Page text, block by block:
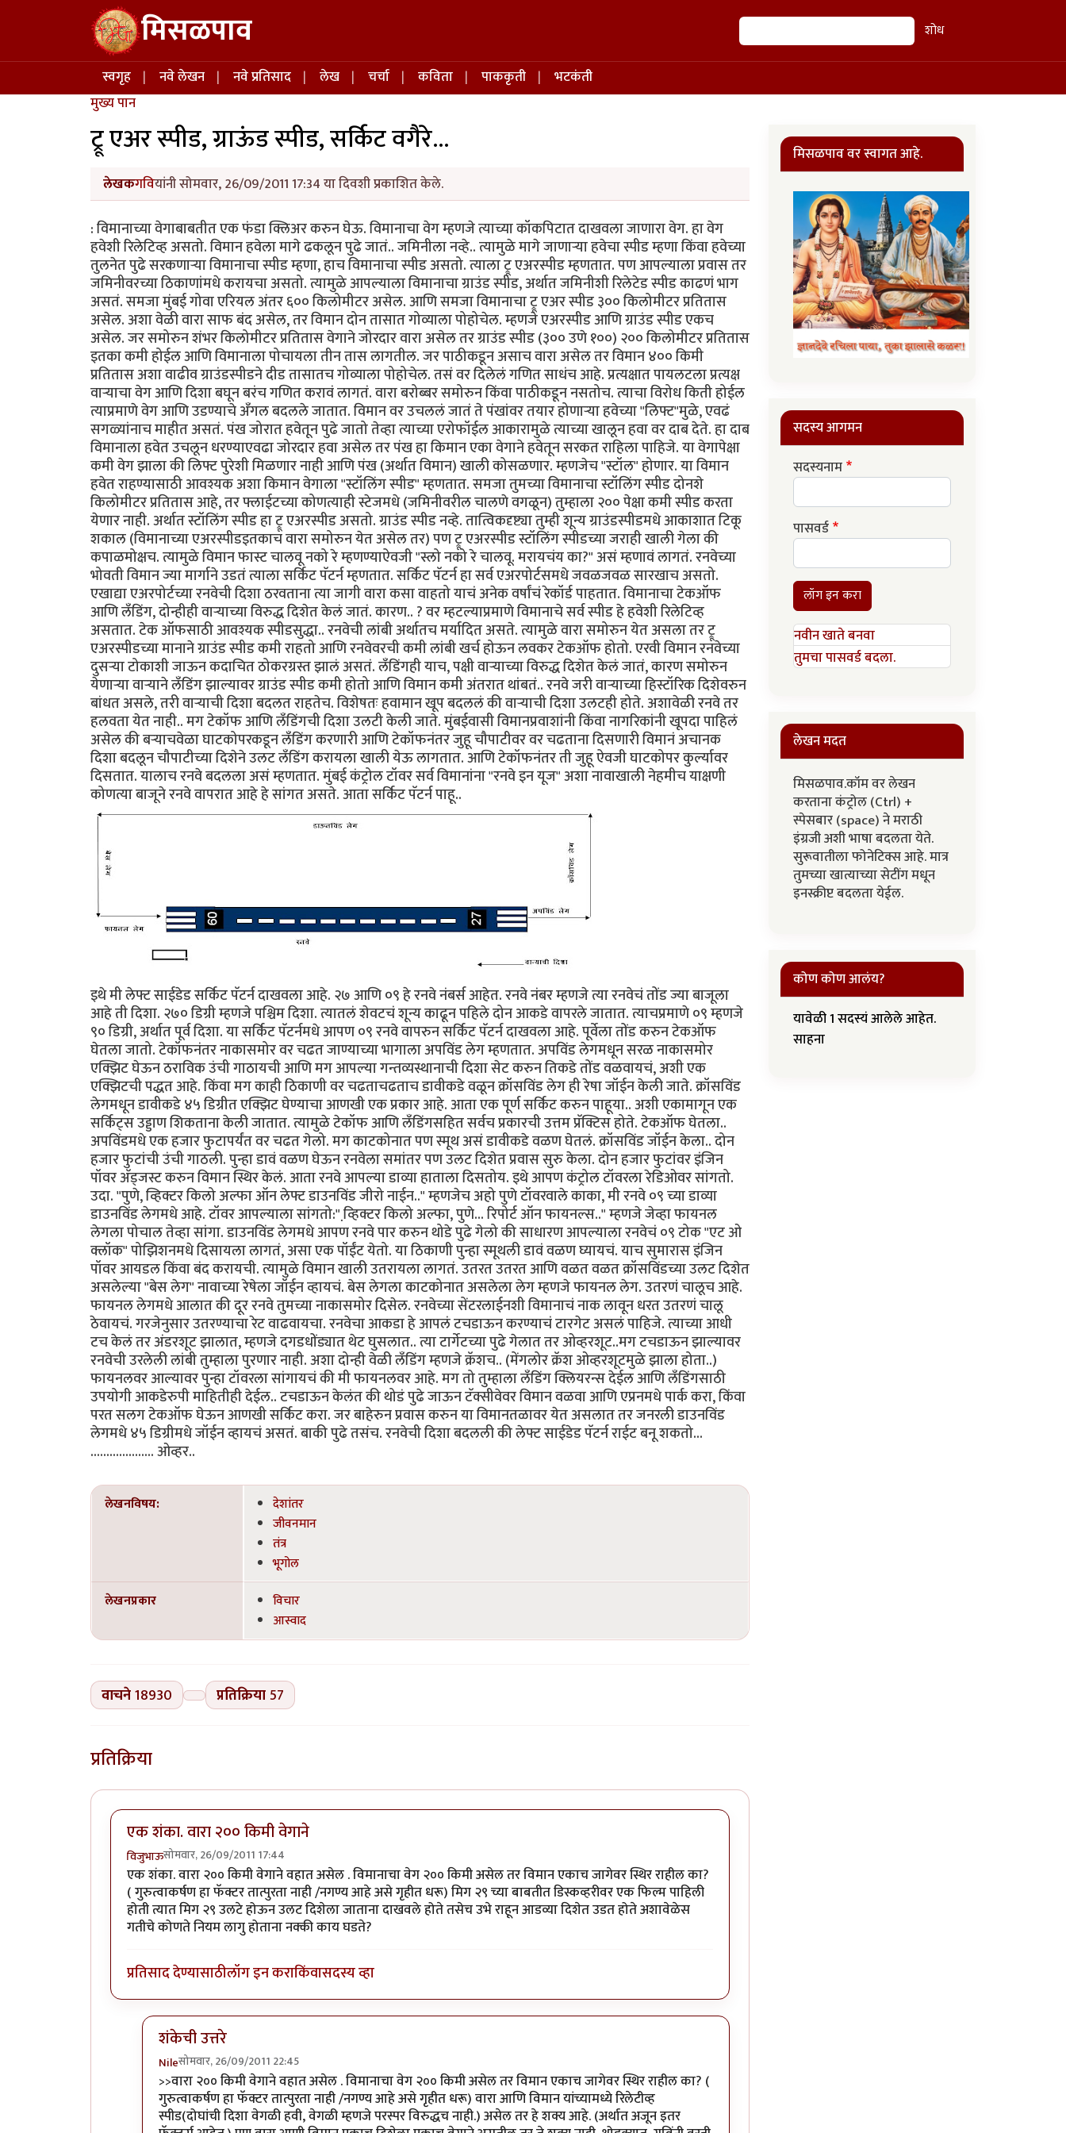
Skip to main content मिसळपाव शोध शोध
Main navigation
स्वगृह नवे लेखन नवे प्रतिसाद लेख चर्चा कविता पाककृती
भटकंती
मुख्य पान
ट्रू एअर स्पीड, ग्राऊंड स्पीड, सर्किट वगैरे...
लेखकगवियांनी सोमवार, 26/09/2011 17:34 या दिवशी प्रकाशित केले.
: विमानाच्या वेगाबाबतीत एक फंडा क्लिअर करुन घेऊ. विमानाचा वेग म्हणजे त्याच्या कॉकपिटात दाखवला जाणारा वेग. हा वेग
हवेशी रिलेटिव्ह असतो. विमान हवेला मागे ढकलून पुढे जातं.. जमिनीला नव्हे.. त्यामुळे मागे जाणार्‍या हवेचा स्पीड म्हणा किंवा हवेच्या
तुलनेत पुढे सरकणार्‍या विमानाचा स्पीड म्हणा, हाच विमानाचा स्पीड असतो. त्याला ट्रू एअरस्पीड म्हणतात. पण आपल्याला प्रवास तर
जमिनीवरच्या ठिकाणांमधे करायचा असतो. त्यामुळे आपल्याला विमानाचा ग्राउंड स्पीड, अर्थात जमिनीशी रिलेटेड स्पीड काढणं भाग
असतं. समजा मुंबई गोवा एरियल अंतर ६०० किलोमीटर असेल. आणि समजा विमानाचा ट्रू एअर स्पीड ३०० किलोमीटर प्रतितास
असेल. अशा वेळी वारा साफ बंद असेल, तर विमान दोन तासात गोव्याला पोहोचेल. म्हणजे एअरस्पीड आणि ग्राउंड स्पीड एकच
असेल. जर समोरुन शंभर किलोमीटर प्रतितास वेगाने जोरदार वारा असेल तर ग्राउंड स्पीड (३०० उणे १००) २०० किलोमीटर प्रतितास
इतका कमी होईल आणि विमानाला पोचायला तीन तास लागतील. जर पाठीकडून असाच वारा असेल तर विमान ४०० किमी
प्रतितास अशा वाढीव ग्राउंडस्पीडने दीड तासातच गोव्याला पोहोचेल. तसं वर दिलेलं गणित साधंच आहे. प्रत्यक्षात पायलटला प्रत्यक्ष
वार्‍याचा वेग आणि दिशा बघून बरंच गणित करावं लागतं. वारा बरोब्बर समोरुन किंवा पाठीकडून नसतोच. त्याचा विरोध किती होईल
त्याप्रमाणे वेग आणि उडण्याचे अँगल बदलले जातात. विमान वर उचललं जातं ते पंखांवर तयार होणार्‍या हवेच्या "लिफ्ट"मुळे, एवढं
सगळ्यांनाच माहीत असतं. पंख जोरात हवेतून पुढे जातो तेव्हा त्याच्या एरोफॉईल आकारामुळे त्याच्या खालून हवा वर दाब देते. हा दाब
विमानाला हवेत उचलून धरण्याएवढा जोरदार हवा असेल तर पंख हा किमान एका वेगाने हवेतून सरकत राहिला पाहिजे. या वेगापेक्षा
कमी वेग झाला की लिफ्ट पुरेशी मिळणार नाही आणि पंख (अर्थात विमान) खाली कोसळणार. म्हणजेच "स्टॉल" होणार. या विमान
हवेत राहण्यासाठी आवश्यक अशा किमान वेगाला "स्टॉलिंग स्पीड" म्हणतात. समजा तुमच्या विमानाचा स्टॉलिंग स्पीड दोनशे
किलोमीटर प्रतितास आहे, तर फ्लाईटच्या कोणत्याही स्टेजमधे (जमिनीवरील चालणे वगळून) तुम्हाला २०० पेक्षा कमी स्पीड करता
येणार नाही. अर्थात स्टॉलिंग स्पीड हा ट्रू एअरस्पीड असतो. ग्राउंड स्पीड नव्हे. तात्विकदृष्ट्या तुम्ही शून्य ग्राउंडस्पीडमधे आकाशात टिकू
शकाल (विमानाच्या एअरस्पीडइतकाच वारा समोरुन येत असेल तर) पण ट्रू एअरस्पीड स्टॉलिंग स्पीडच्या जराही खाली गेला की
कपाळमोक्षच. त्यामुळे विमान फास्ट चालवू नको रे म्हणण्याऐवजी "स्लो नको रे चालवू. मरायचंय का?" असं म्हणावं लागतं. रनवेच्या
भोवती विमान ज्या मार्गाने उडतं त्याला सर्किट पॅटर्न म्हणतात. सर्किट पॅटर्न हा सर्व एअरपोर्टसमधे जवळजवळ सारखाच असतो.
एखाद्या एअरपोर्टच्या रनवेची दिशा ठरवताना त्या जागी वारा कसा वाहतो याचं अनेक वर्षांचं रेकॉर्ड पाहतात. विमानाचा टेकऑफ
आणि लँडिंग, दोन्हीही वार्‍याच्या विरुद्ध दिशेत केलं जातं. कारण.. ? वर म्हटल्याप्रमाणे विमानाचे सर्व स्पीड हे हवेशी रिलेटिव्ह
असतात. टेक ऑफसाठी आवश्यक स्पीडसुद्धा.. रनवेची लांबी अर्थातच मर्यादित असते. त्यामुळे वारा समोरुन येत असला तर ट्रू
एअरस्पीडच्या मानाने ग्राउंड स्पीड कमी राहतो आणि रनवेवरची कमी लांबी खर्च होऊन लवकर टेकऑफ होतो. एरवी विमान रनवेच्या
दुसर्‍या टोकाशी जाऊन कदाचित ठोकरग्रस्त झालं असतं. लँडिंगही याच, पक्षी वार्‍याच्या विरुद्ध दिशेत केलं जातं, कारण समोरुन
येणार्‍या वार्‍याने लँडिंग झाल्यावर ग्राउंड स्पीड कमी होतो आणि विमान कमी अंतरात थांबतं.. रनवे जरी वार्‍याच्या हिस्टॉरिक दिशेवरुन
बांधत असले, तरी वार्‍याची दिशा बदलत राहतेच. विशेषतः हवामान खूप बदललं की वार्‍याची दिशा उलटही होते. अशावेळी रनवे तर
हलवता येत नाही.. मग टेकॉफ आणि लँडिंगची दिशा उलटी केली जाते. मुंबईवासी विमानप्रवाशांनी किंवा नागरिकांनी खूपदा पाहिलं
असेल की बर्‍याचवेळा घाटकोपरकडून लँडिंग करणारी आणि टेकॉफनंतर जुहू चौपाटीवर वर चढताना दिसणारी विमानं अचानक
दिशा बदलून चौपाटीच्या दिशेने उलट लँडिंग करायला खाली येऊ लागतात. आणि टेकॉफनंतर ती जुहू ऐवजी घाटकोपर कुर्ल्यावर
दिसतात. यालाच रनवे बदलला असं म्हणतात. मुंबई कंट्रोल टॉवर सर्व विमानांना "रनवे इन यूज" अशा नावाखाली नेहमीच याक्षणी
कोणत्या बाजूने रनवे वापरात आहे हे सांगत असते. आता सर्किट पॅटर्न पाहू..
इथे मी लेफ्ट साईडेड सर्किट पॅटर्न दाखवला आहे. २७ आणि ०९ हे रनवे नंबर्स आहेत. रनवे नंबर म्हणजे त्या रनवेचं तोंड ज्या बाजूला
आहे ती दिशा. २७० डिग्री म्हणजे पश्चिम दिशा. त्यातलं शेवटचं शून्य काढून पहिले दोन आकडे वापरले जातात. त्याचप्रमाणे ०९ म्हणजे
९० डिग्री, अर्थात पूर्व दिशा. या सर्किट पॅटर्नमधे आपण ०९ रनवे वापरुन सर्किट पॅटर्न दाखवला आहे. पूर्वेला तोंड करुन टेकऑफ
घेतला जातो. टेकॉफनंतर नाकासमोर वर चढत जाण्याच्या भागाला अपविंड लेग म्हणतात. अपविंड लेगमधून सरळ नाकासमोर
एक्झिट घेऊन ठराविक उंची गाठायची आणि मग आपल्या गन्तव्यस्थानाची दिशा सेट करुन तिकडे तोंड वळवायचं, अशी एक
एक्झिटची पद्धत आहे. किंवा मग काही ठिकाणी वर चढताचढताच डावीकडे वळून क्रॉसविंड लेग ही रेषा जॉईन केली जाते. क्रॉसविंड
लेगमधून डावीकडे ४५ डिग्रीत एक्झिट घेण्याचा आणखी एक प्रकार आहे. आता एक पूर्ण सर्किट करुन पाहूया.. अशी एकामागून एक
सर्किट्स उड्डाण शिकताना केली जातात. त्यामुळे टेकॉफ आणि लँडिंगसहित सर्वच प्रकारची उत्तम प्रॅक्टिस होते. टेकऑफ घेतला..
अपविंडमधे एक हजार फुटापर्यंत वर चढत गेलो. मग काटकोनात पण स्मूथ असं डावीकडे वळण घेतलं. क्रॉसविंड जॉईन केला.. दोन
हजार फुटांची उंची गाठली. पुन्हा डावं वळण घेऊन रनवेला समांतर पण उलट दिशेत प्रवास सुरु केला. दोन हजार फुटांवर इंजिन
पॉवर अ‍ॅड्जस्ट करुन विमान स्थिर केलं. आता रनवे आपल्या डाव्या हाताला दिसतोय. इथे आपण कंट्रोल टॉवरला रेडिओवर सांगतो.
उदा. "पुणे, व्हिक्टर किलो अल्फा ऑन लेफ्ट डाउनविंड जीरो नाईन.." म्हणजेच अहो पुणे टॉवरवाले काका, मी रनवे ०९ च्या डाव्या
डाउनविंड लेगमधे आहे. टॉवर आपल्याला सांगतो:" व्हि़क्टर किलो अल्फा, पुणे... रिपोर्ट ऑन फायनल्स.." म्हणजे जेव्हा फायनल
लेगला पोचाल तेव्हा सांगा. डाउनविंड लेगमधे आपण रनवे पार करुन थोडे पुढे गेलो की साधारण आपल्याला रनवेचं ०९ टोक "एट ओ
क्लॉक" पोझिशनमधे दिसायला लागतं, असा एक पॉईंट येतो. या ठिकाणी पुन्हा स्मूथली डावं वळण घ्यायचं. याच सुमारास इंजिन
पॉवर आयडल किंवा बंद करायची. त्यामुळे विमान खाली उतरायला लागतं. उतरत उतरत आणि वळत वळत क्रॉसविंडच्या उलट दिशेत
असलेल्या "बेस लेग" नावाच्या रेषेला जॉईन व्हायचं. बेस लेगला काटकोनात असलेला लेग म्हणजे फायनल लेग. उतरणं चालूच आहे.
फायनल लेगमधे आलात की दूर रनवे तुमच्या नाकासमोर दिसेल. रनवेच्या सेंटरलाईनशी विमानाचं नाक लावून धरत उतरणं चालू
ठेवायचं. गरजेनुसार उतरण्याचा रेट वाढवायचा. रनवेचा आकडा हे आपलं टचडाऊन करण्याचं टारगेट असलं पाहिजे. त्याच्या आधी
टच केलं तर अंडरशूट झालात, म्हणजे दगडधोंड्यात थेट घुसलात.. त्या टार्गेटच्या पुढे गेलात तर ओव्हरशूट..मग टचडाऊन झाल्यावर
रनवेची उरलेली लांबी तुम्हाला पुरणार नाही. अशा दोन्ही वेळी लँडिंग म्हणजे क्रॅशच.. (मेंगलोर क्रॅश ओव्हरशूटमुळे झाला होता..)
फायनलवर आल्यावर पुन्हा टॉवरला सांगायचं की मी फायनलवर आहे. मग तो तुम्हाला लँडिंग क्लियरन्स देईल आणि लँडिंगसाठी
उपयोगी आकडेरुपी माहितीही देईल.. टचडाऊन केलंत की थोडं पुढे जाऊन टॅक्सीवेवर विमान वळवा आणि एप्रनमधे पार्क करा, किंवा
परत सलग टेकऑफ घेऊन आणखी सर्किट करा. जर बाहेरुन प्रवास करुन या विमानतळावर येत असलात तर जनरली डाउनविंड
लेगमधे ४५ डिग्रीमधे जॉईन व्हायचं असतं. बाकी पुढे तसंच. रनवेची दिशा बदलली की लेफ्ट साईडेड पॅटर्न राईट बनू शकतो...
.................... ओव्हर..
लेखनविषय:
देशांतर
जीवनमान
तंत्र
भूगोल
लेखनप्रकार
विचार
आस्वाद
वाचने18930 प्रतिक्रिया57
प्रतिक्रिया
एक शंका. वारा २०० किमी वेगाने
विजुभाऊसोमवार, 26/09/2011 17:44
एक शंका. वारा २०० किमी वेगाने वहात असेल . विमानाचा वेग २०० किमी असेल तर विमान एकाच जागेवर स्थिर राहील का?
( गुरुत्वाकर्षण हा फॅक्टर तात्पुरता नाही /नगण्य आहे असे गृहीत धरू) मिग २९ च्या बाबतीत डिस्कव्हरीवर एक फिल्म पाहिली
होती त्यात मिग २९ उलटे होऊन उलट दिशेला जाताना दाखवले होते तसेच उभे राहून आडव्या दिशेत उडत होते अशावेळेस
गतीचे कोणते नियम लागु होताना नक्की काय घडते?
प्रतिसाद देण्यासाठीलॉग इन कराकिंवासदस्य व्हा
शंकेची उत्तरे
Nileसोमवार, 26/09/2011 22:45
In reply toएक शंका. वारा २०० किमी वेगानेbyविजुभाऊ
>>वारा २०० किमी वेगाने वहात असेल . विमानाचा वेग २०० किमी असेल तर विमान एकाच जागेवर स्थिर राहील का? (
गुरुत्वाकर्षण हा फॅक्टर तात्पुरता नाही /नगण्य आहे असे गृहीत धरू) वारा आणि विमान यांच्यामध्ये रिलेटीव्ह
स्पीड(दोघांची दिशा वेगळी हवी, वेगळी म्हणजे परस्पर विरुद्धच नाही.) असेल तर हे शक्य आहे. (अर्थात अजून इतर
मिसळपाव वर स्वागत आहे.
सदस्य आगमन
सदस्यनाम
पासवर्ड
लॉग इन करा
नवीन खाते बनवा
तुमचा पासवर्ड बदला.
लेखन मदत
मिसळपाव.कॉम वर लेखन
करताना कंट्रोल (Ctrl) +
स्पेसबार (space) ने मराठी
इंग्रजी अशी भाषा बदलता येते.
सुरूवातीला फोनेटिक्स आहे. मात्र
तुमच्या खात्याच्या सेटींग मधून
इनस्क्रीप्ट बदलता येईल.
कोण कोण आलंय?
यावेळी 1 सदस्यं आलेले आहेत.
साहना